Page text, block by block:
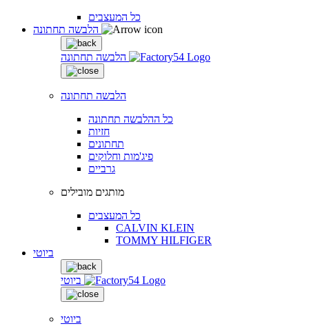
כל המעצבים
הלבשה תחתונה
הלבשה תחתונה
כל ההלבשה תחתונה
חזיות
תחתונים
פיג'מות וחלוקים
גרביים
מותגים מובילים
כל המעצבים
CALVIN KLEIN
TOMMY HILFIGER
ביוטי
ביוטי
ביוטי